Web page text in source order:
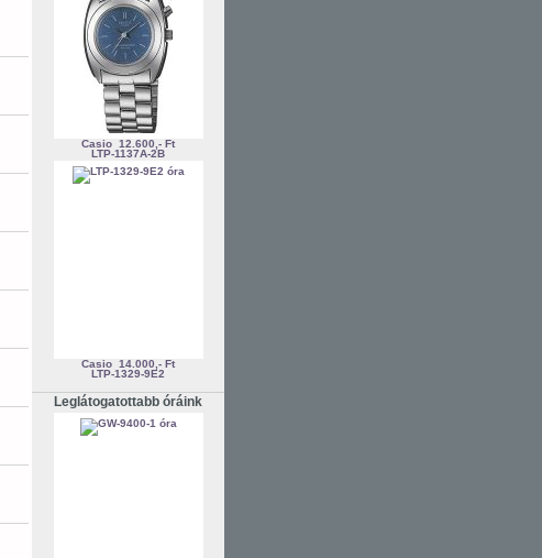
Casio 12.600,- Ft
LTP-1137A-2B
Casio 14.000,- Ft
LTP-1329-9E2
Leglátogatottabb óráink